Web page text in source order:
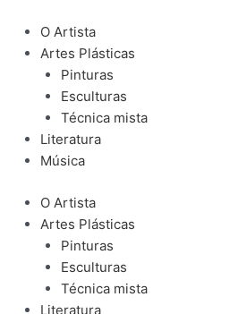
para
conteúdo
O Artista
Artes Plásticas
Pinturas
Esculturas
Técnica mista
Literatura
Música
O Artista
Artes Plásticas
Pinturas
Esculturas
Técnica mista
Literatura